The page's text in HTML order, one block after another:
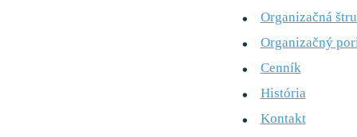
Organizačná
Organizačný
Cenník
História
Kontakt